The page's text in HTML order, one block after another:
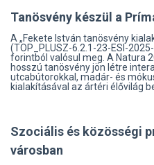
Tanösvény készül a
A „Fekete István tanösvény
(TOP_PLUSZ-6.2.1-23-ESI-
forintból valósul meg. A Natura
hosszú tanösvény jön létre
utcabútorokkal, madár- és
kialakításával az ártéri élővilág
Szociális és közösségi
városban